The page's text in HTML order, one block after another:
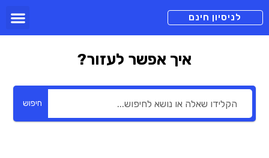
לניסיון חינם
איך אפשר לעזור?
חיפוש